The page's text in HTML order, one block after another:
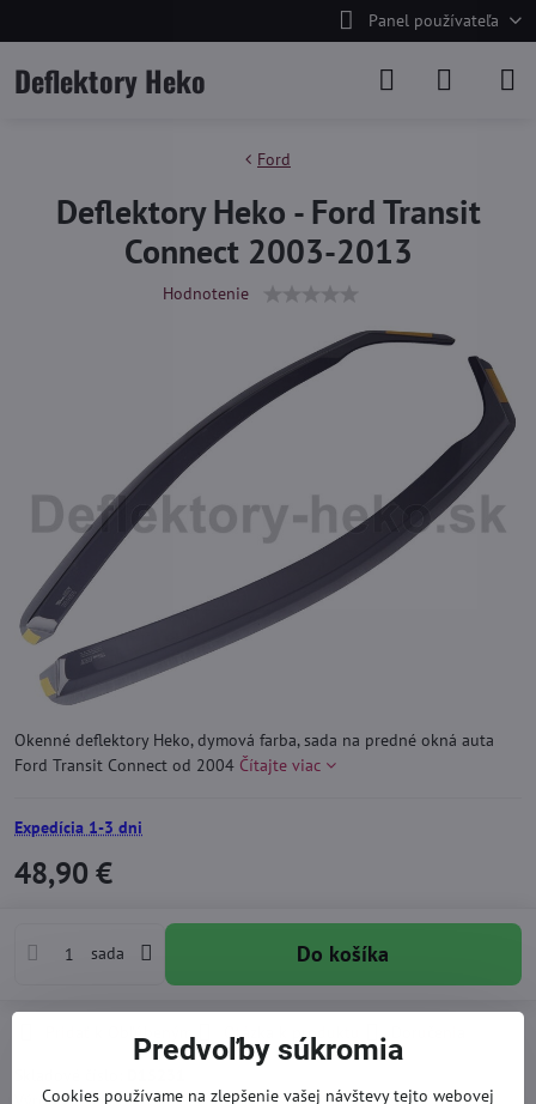
Panel používateľa
Deflektory Heko
Ford
Deflektory Heko - Ford Transit
Connect 2003-2013
Hodnotenie
Okenné deflektory Heko, dymová farba, sada na predné okná auta
Ford Transit Connect od 2004 Čítajte viac
Expedícia 1-3 dni
48,90 €
sada Do košíka
Predvoľby súkromia
Cookies používame na zlepšenie vašej návštevy tejto webovej